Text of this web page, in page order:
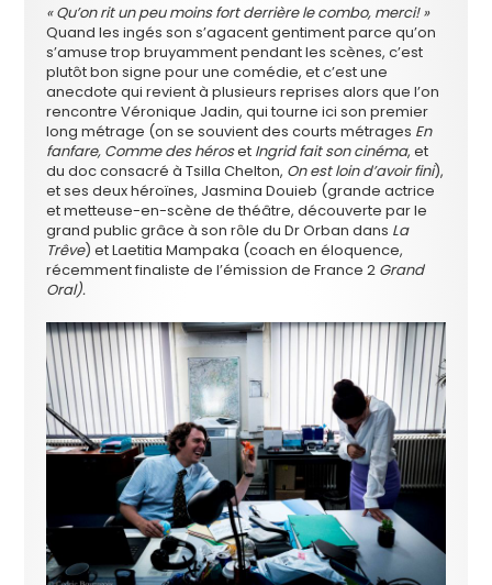
« Qu’on rit un peu moins fort derrière le combo, merci! »
Quand les ingés son s’agacent gentiment parce qu’on
s’amuse trop bruyamment pendant les scènes, c’est
plutôt bon signe pour une comédie, et c’est une
anecdote qui revient à plusieurs reprises alors que l’on
rencontre Véronique Jadin, qui tourne ici son premier
long métrage (on se souvient des courts métrages En
fanfare, Comme des héroset Ingrid fait son cinéma, et
du doc consacré à Tsilla Chelton, On est loin d’avoir fini),
et ses deux héroïnes, Jasmina Douieb (grande actrice
et metteuse-en-scène de théâtre, découverte par le
grand public grâce à son rôle du Dr Orban dans La
Trêve) et Laetitia Mampaka (coach en éloquence,
récemment finaliste de l’émission de France 2 Grand
Oral).